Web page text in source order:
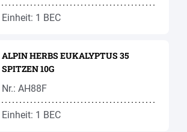
Einheit: 1 BEC
ALPIN HERBS EUKALYPTUS 35
SPITZEN 10G
Nr.: AH88F
Einheit: 1 BEC